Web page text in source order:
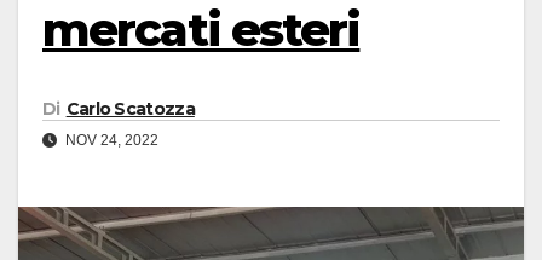
mercati esteri
Di Carlo Scatozza
NOV 24, 2022